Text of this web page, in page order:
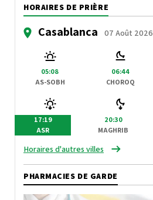
HORAIRES DE PRIÈRE
Casablanca 07 Août 2026
05:08
AS-SOBH
06:44
CHOROQ
17:19
ASR
20:30
MAGHRIB
Horaires d'autres villes
PHARMACIES DE GARDE